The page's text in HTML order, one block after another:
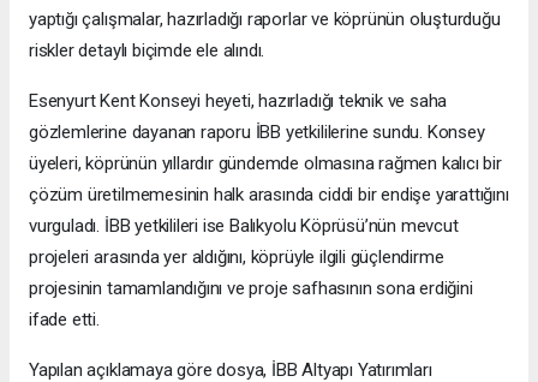
yaptığı çalışmalar, hazırladığı raporlar ve köprünün oluşturduğu
riskler detaylı biçimde ele alındı.
Esenyurt Kent Konseyi heyeti, hazırladığı teknik ve saha
gözlemlerine dayanan raporu İBB yetkililerine sundu. Konsey
üyeleri, köprünün yıllardır gündemde olmasına rağmen kalıcı bir
çözüm üretilmemesinin halk arasında ciddi bir endişe yarattığını
vurguladı. İBB yetkilileri ise Balıkyolu Köprüsü’nün mevcut
projeleri arasında yer aldığını, köprüyle ilgili güçlendirme
projesinin tamamlandığını ve proje safhasının sona erdiğini
ifade etti.
Yapılan açıklamaya göre dosya, İBB Altyapı Yatırımları